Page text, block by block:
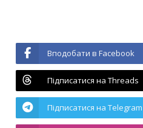
Вподобати в Facebook
Підписатися на Threads
Підписатися на Telegram